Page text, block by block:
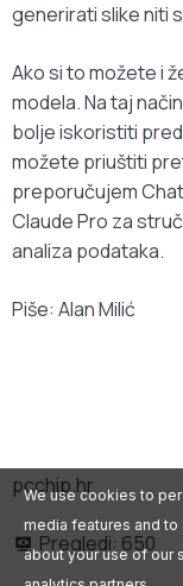
generirati slike niti
Ako si to možete i
modela. Na taj
bolje iskoristiti
možete priuštiti
preporučujem
Claude Pro za
analiza podataka.
Piše: Alan Milić
pcchip.hr
Pregledi: 650
We use cookies to
media features and to
about your use of our